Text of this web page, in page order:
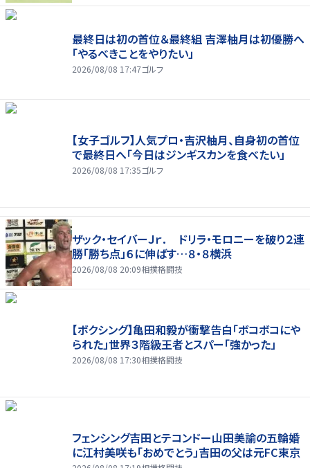
最終日は初の首位＆最終組 吉澤柚月は初優勝へ
「やるべきことをやりたい」
2026/08/08 17:47ゴルフ
【女子ゴルフ】人気プロ・吉沢柚月、自身初の首位
で最終日へ「今日はジンギスカンを食べたい」
2026/08/08 17:35ゴルフ
ザック・セイバーＪｒ． ドリラ・モロニーを破り２連
勝「勝ち点」６に伸ばす…８・８横浜
2026/08/08 20:09相撲格闘技
【ボクシング】亀田和毅が衝撃告白「ボコボコにや
られた」世界３階級王者とスパー「強かった」
2026/08/08 17:30相撲格闘技
フェンシング吉田とテコンドー山田美諭の五輪婚
に江村美咲も「おめでとう」吉田の父は元FC東京